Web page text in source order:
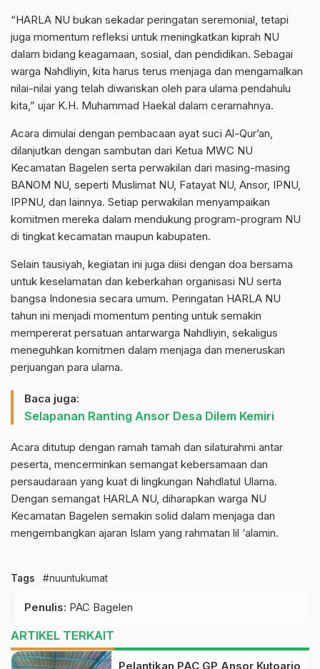
“HARLA NU bukan sekadar peringatan seremonial, tetapi
juga momentum refleksi untuk meningkatkan kiprah NU
dalam bidang keagamaan, sosial, dan pendidikan. Sebagai
warga Nahdliyin, kita harus terus menjaga dan mengamalkan
nilai-nilai yang telah diwariskan oleh para ulama pendahulu
kita,” ujar K.H. Muhammad Haekal dalam ceramahnya.
Acara dimulai dengan pembacaan ayat suci Al-Qur’an,
dilanjutkan dengan sambutan dari Ketua MWC NU
Kecamatan Bagelen serta perwakilan dari masing-masing
BANOM NU, seperti Muslimat NU, Fatayat NU, Ansor, IPNU,
IPPNU, dan lainnya. Setiap perwakilan menyampaikan
komitmen mereka dalam mendukung program-program NU
di tingkat kecamatan maupun kabupaten.
Selain tausiyah, kegiatan ini juga diisi dengan doa bersama
untuk keselamatan dan keberkahan organisasi NU serta
bangsa Indonesia secara umum. Peringatan HARLA NU
tahun ini menjadi momentum penting untuk semakin
mempererat persatuan antarwarga Nahdliyin, sekaligus
meneguhkan komitmen dalam menjaga dan meneruskan
perjuangan para ulama.
Baca juga:
Selapanan Ranting Ansor Desa Dilem Kemiri
Acara ditutup dengan ramah tamah dan silaturahmi antar
peserta, mencerminkan semangat kebersamaan dan
persaudaraan yang kuat di lingkungan Nahdlatul Ulama.
Dengan semangat HARLA NU, diharapkan warga NU
Kecamatan Bagelen semakin solid dalam menjaga dan
mengembangkan ajaran Islam yang rahmatan lil ‘alamin.
Tags #nuuntukumat
Penulis: PAC Bagelen
ARTIKEL TERKAIT
Pelantikan PAC GP Ansor Kutoarjo